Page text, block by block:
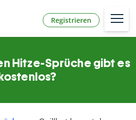
Registrieren
Hitze-Sprüche gibt es